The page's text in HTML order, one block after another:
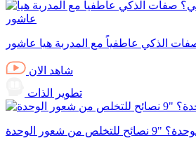
الذكي عاطفياً مع المدربة هيا عاشور
شاهد الان
تطوير الذات